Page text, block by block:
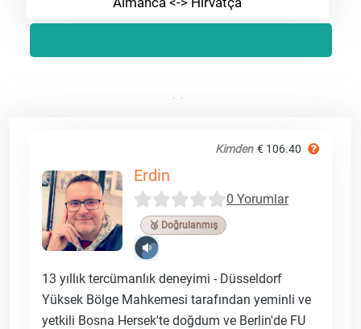
Kimden € 106.40
Erdin
0 Yorumlar
🥉 Doğrulanmış
13 yıllık tercümanlık deneyimi - Düsseldorf
Yüksek Bölge Mahkemesi tarafından yeminli ve
yetkili Bosna Hersek'te doğdum ve Berlin'de FU